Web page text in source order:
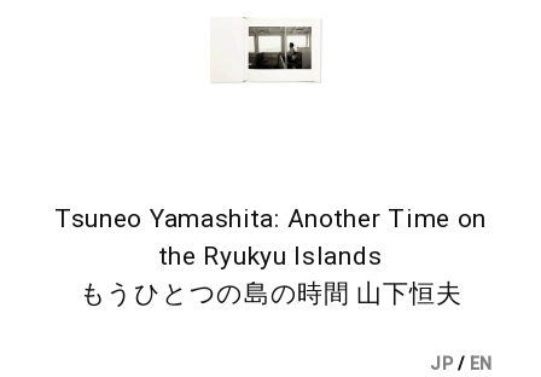
Tsuneo Yamashita: Another Time on
the Ryukyu Islands
もうひとつの島の時間 山下恒夫
JP / EN